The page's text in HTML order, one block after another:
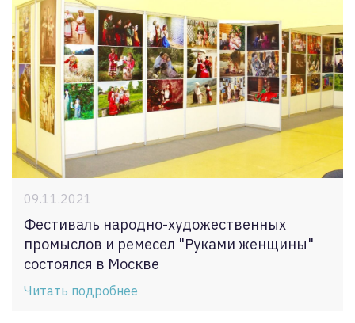
09.11.2021
Фестиваль народно-художественных
промыслов и ремесел "Руками женщины"
состоялся в Москве
Читать подробнее